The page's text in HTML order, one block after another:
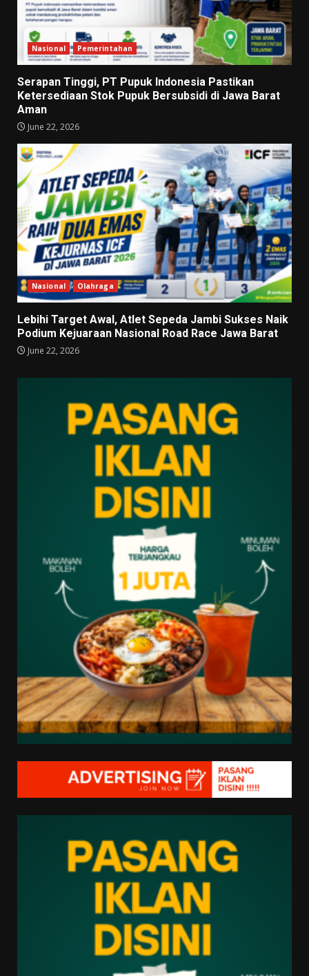
Nasional Pemerintahan
Serapan Tinggi, PT Pupuk Indonesia Pastikan
Ketersediaan Stok Pupuk Bersubsidi di Jawa Barat
Aman
June 22, 2026
Nasional Olahraga
Lebihi Target Awal, Atlet Sepeda Jambi Sukses Naik
Podium Kejuaraan Nasional Road Race Jawa Barat
June 22, 2026